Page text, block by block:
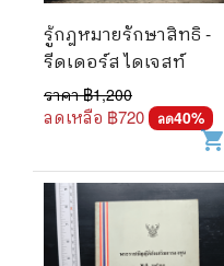
รู้กฎหมายรักษาสิทธิ -
รีดเดอร์ส ไดเจสท์
ราคา ฿1,200
ลดเหลือ ฿720 ลด40%
shopping_cart